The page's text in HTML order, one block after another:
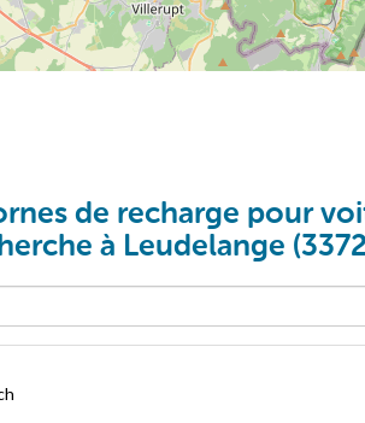
de recharge pour
à Leudelange